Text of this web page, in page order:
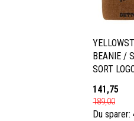
BEANIE /
SORT
141,75
189,00
Du sparer: